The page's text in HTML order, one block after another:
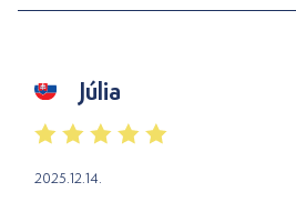
Júlia
2025.12.14.